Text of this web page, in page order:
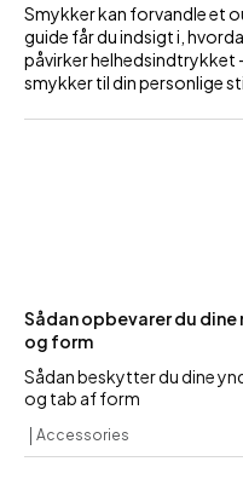
Smykker kan forvandle et
guide får du indsigt i,
påvirker helhedsindtrykket
smykker til din personlige
Sådan opbevarer du dine
og form
Sådan beskytter du dine
og tab af form
Accessories